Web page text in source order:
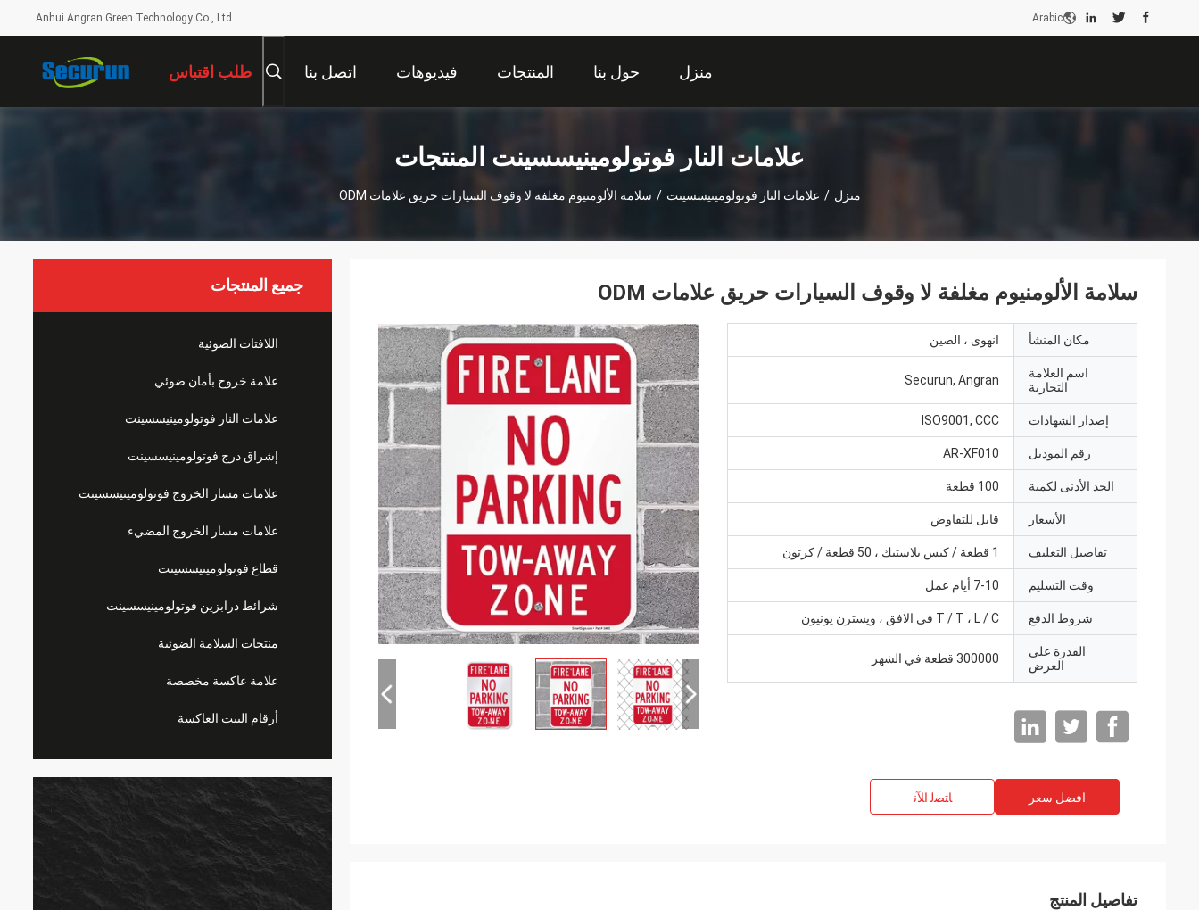
Anhui Angran Green Technology Co., Ltd. Arabic
منزل حول بنا المنتجات فيديوهات اتصل بنا طلب اقتباس
علامات النار فوتولومينيسسينت المنتجات
منزل / علامات النار فوتولومينيسسينت / سلامة الألومنيوم مغلفة لا وقوف السيارات حريق علامات ODM
جميع المنتجات
اللافتات الضوئية
علامة خروج بأمان ضوئي
علامات النار فوتولومينيسسينت
إشراق درج فوتولومينيسسينت
علامات مسار الخروج فوتولومينيسسينت
علامات مسار الخروج المضيء
قطاع فوتولومينيسسينت
شرائط درابزين فوتولومينيسسينت
منتجات السلامة الضوئية
علامة عاكسة مخصصة
أرقام البيت العاكسة
سلامة الألومنيوم مغلفة لا وقوف السيارات حريق علامات ODM
مكان المنشأ انهوى ، الصين
اسم العلامة
التجارية
Securun, Angran
إصدار الشهادات ISO9001, CCC
رقم الموديل AR-XF010
الحد الأدنى لكمية 100 قطعة
الأسعار قابل للتفاوض
تفاصيل التغليف 1 قطعة / كيس بلاستيك ، 50 قطعة / كرتون
وقت التسليم 7-10 أيام عمل
شروط الدفع T / T ، L / C في الافق ، ويسترن يونيون
القدرة على
العرض
300000 قطعة في الشهر
افضل سعر ﺎﺘﺼﻟ ﺍﻶﻧ
تفاصيل المنتج